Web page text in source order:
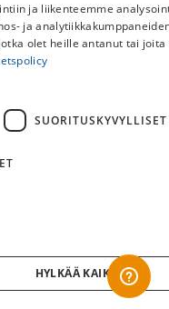
FI
ja liikenteemme
ja
olet heille antanut tai joita
SUORITUSKYVYLLISET
HYLKÄÄ KAIKKI